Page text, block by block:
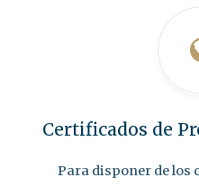
Certificados de
Para disponer de los